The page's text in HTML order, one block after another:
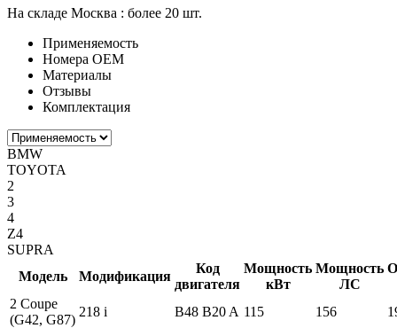
На складе Москва : более 20 шт.
Применяемость
Номера ОЕМ
Материалы
Отзывы
Комплектация
BMW
TOYOTA
2
3
4
Z4
SUPRA
Модель
Модификация
Код
двигателя
Мощность
кВт
Мощность
ЛС
2 Coupe
(G42, G87)
218 i B48 B20 A 115 156